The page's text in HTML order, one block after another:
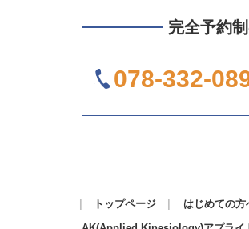
完全予約
078-332-
トップページ はじめての方